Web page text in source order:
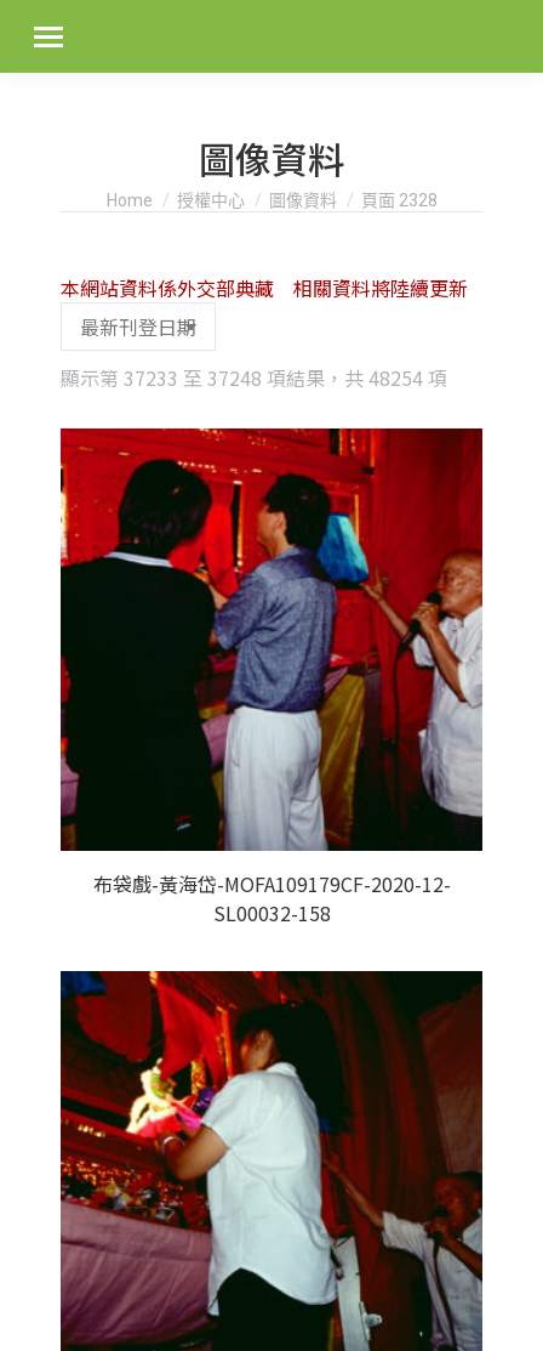
圖像資料
You are here:
Home 授權中心 圖像資料 頁面 2328
顯示第 37233 至 37248 項結果，共 48254 項
latest
本網站資料係外交部典藏 相關資料將陸續更新
布袋戲-黃海岱-MOFA109179CF-2020-12-
SL00032-158